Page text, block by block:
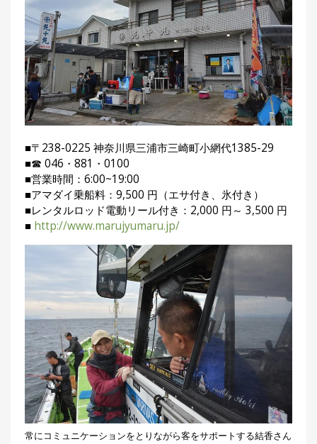
■〒238-0225 神奈川県三浦市三崎町小網代1385-29
■☎ 046・881・0100
■営業時間：6:00~19:00
■アマダイ乗船料：9,500 円（エサ付き、氷付き）
■レンタルロッド電動リール付き：2,000 円～ 3,500 円
■ http://www.marujyumaru.jp/
常にコミュニケーションをとりながら客をサポートする結香さん